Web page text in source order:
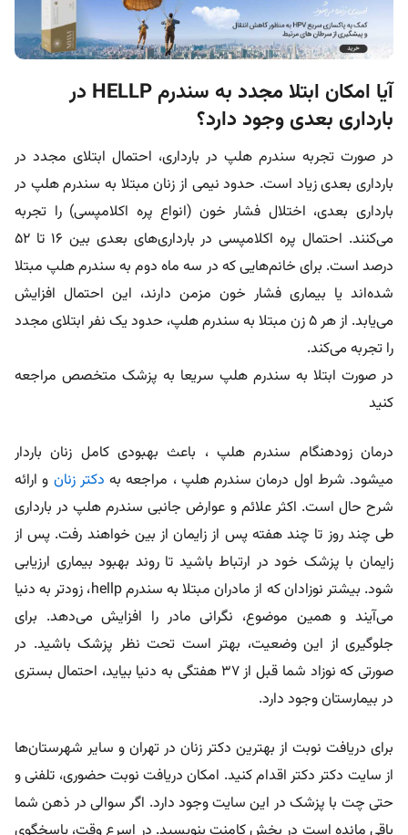
آیا امکان ابتلا مجدد به سندرم HELLP در
بارداری بعدی وجود دارد؟
در صورت تجربه سندرم هلپ در بارداری، احتمال ابتلای مجدد در
بارداری بعدی زیاد است. حدود نیمی از زنان مبتلا به سندرم هلپ در
بارداری بعدی، اختلال فشار خون (انواع پره اکلامپسی) را تجربه
می‌کنند. احتمال پره اکلامپسی در بارداری‌های بعدی بین 16 تا 52
درصد است. برای خانم‌‌هایی که در سه ماه دوم به سندرم هلپ مبتلا
شده‌اند یا بیماری فشار خون مزمن دارند، این احتمال افزایش
می‌یابد. از هر 5 زن مبتلا به سندرم هلپ، حدود یک نفر ابتلای مجدد
را تجربه می‌کند.
در صورت ابتلا به سندرم هلپ سریعا به پزشک متخصص مراجعه
کنید
درمان زودهنگام سندرم هلپ ، باعث بهبودی کامل زنان باردار
می‎شود. شرط اول درمان سندرم هلپ ، مراجعه به
دکتر زنان و ارائه
شرح حال است. اکثر علائم و عوارض جانبی سندرم هلپ در بارداری
طی چند روز تا چند هفته پس از زایمان از بین خواهند رفت. پس از
زایمان با پزشک خود در ارتباط باشید تا روند بهبود بیماری ارزیابی
شود. بیشتر نوزادان که از مادران مبتلا به سندرم hellp، زودتر به دنیا
می‌آیند و همین موضوع، نگرانی مادر را افزایش می‌دهد. برای
جلوگیری از این وضعیت، بهتر است تحت نظر پزشک باشید. در
صورتی که نوزاد شما قبل از 37 هفتگی به دنیا بیاید، احتمال بستری
در بیمارستان وجود دارد.
برای دریافت نوبت از بهترین دکتر زنان در تهران و سایر شهرستان‌ها
از سایت دکتر دکتر اقدام کنید. امکان دریافت نوبت حضوری، تلفنی و
حتی چت با پزشک در این سایت وجود دارد. اگر سوالی در ذهن شما